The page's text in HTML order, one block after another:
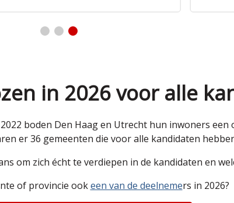
in 2026 voor alle
boden Den Haag en Utrecht hun inwoners
er 36 gemeenten die voor alle kandidaten
om zich écht te verdiepen in de kandidaten en
of provincie ookeen van de deelnemers in 2026?